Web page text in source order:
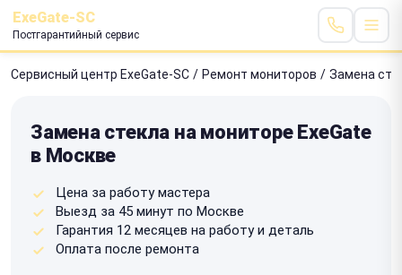
ExeGate-SC
Постгарантийный сервис
Сервисный центр ExeGate-SC / Ремонт мониторов / Замена
Замена стекла на мониторе ExeGate
в Москве
Цена за работу мастера
Выезд за 45 минут по Москве
Гарантия 12 месяцев на работу и деталь
Оплата после ремонта